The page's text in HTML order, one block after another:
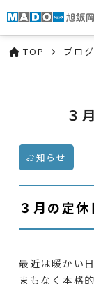
TOP ブログ
３
お知らせ
３月の定
最近は暖かい
まもなく本格